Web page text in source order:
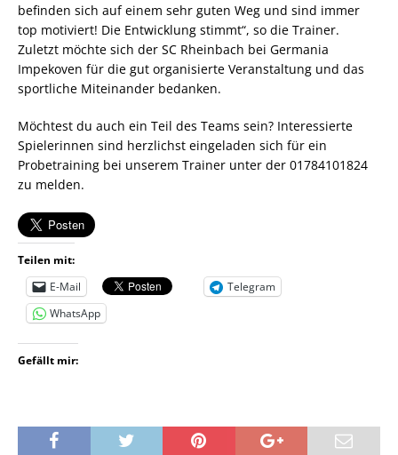
befinden sich auf einem sehr guten Weg und sind immer
top motiviert! Die Entwicklung stimmt“, so die Trainer.
Zuletzt möchte sich der SC Rheinbach bei Germania
Impekoven für die gut organisierte Veranstaltung und das
sportliche Miteinander bedanken.
Möchtest du auch ein Teil des Teams sein? Interessierte
Spielerinnen sind herzlichst eingeladen sich für ein
Probetraining bei unserem Trainer unter der 01784101824
zu melden.
Teilen mit:
E-Mail
Telegram
WhatsApp
Gefällt mir: